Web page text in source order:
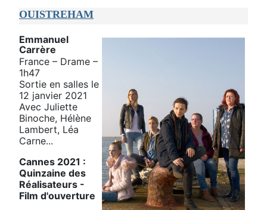
OUISTREHAM
Emmanuel
Carrère
France – Drame –
1h47
Sortie en salles le
12 janvier 2021
Avec Juliette
Binoche, Hélène
Lambert, Léa
Carne...
Cannes 2021 :
Quinzaine des
Réalisateurs -
Film d'ouverture